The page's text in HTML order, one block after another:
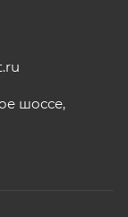
шоссе,